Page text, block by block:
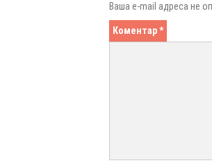
Ваша e-mail адреса не
Коментар*